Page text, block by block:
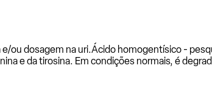
ou dosagem na uri.Ácido homogentísico -
e da tirosina. Em condições normais, é